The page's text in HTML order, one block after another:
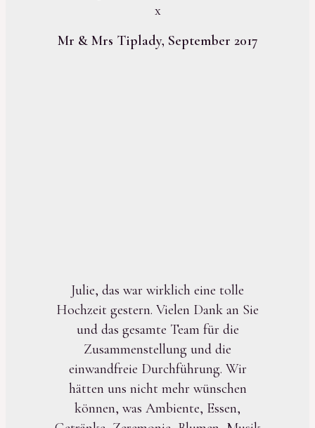
x
Mr & Mrs Tiplady, September 2017
Julie, das war wirklich eine tolle
Hochzeit gestern. Vielen Dank an Sie
und das gesamte Team für die
Zusammenstellung und die
einwandfreie Durchführung. Wir
hätten uns nicht mehr wünschen
können, was Ambiente, Essen,